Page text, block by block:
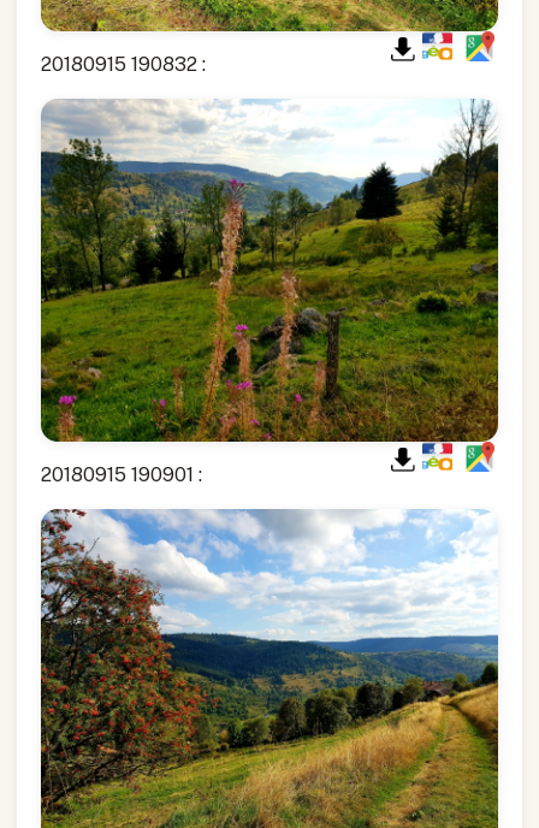
20180915 190832 :
20180915 190901 :